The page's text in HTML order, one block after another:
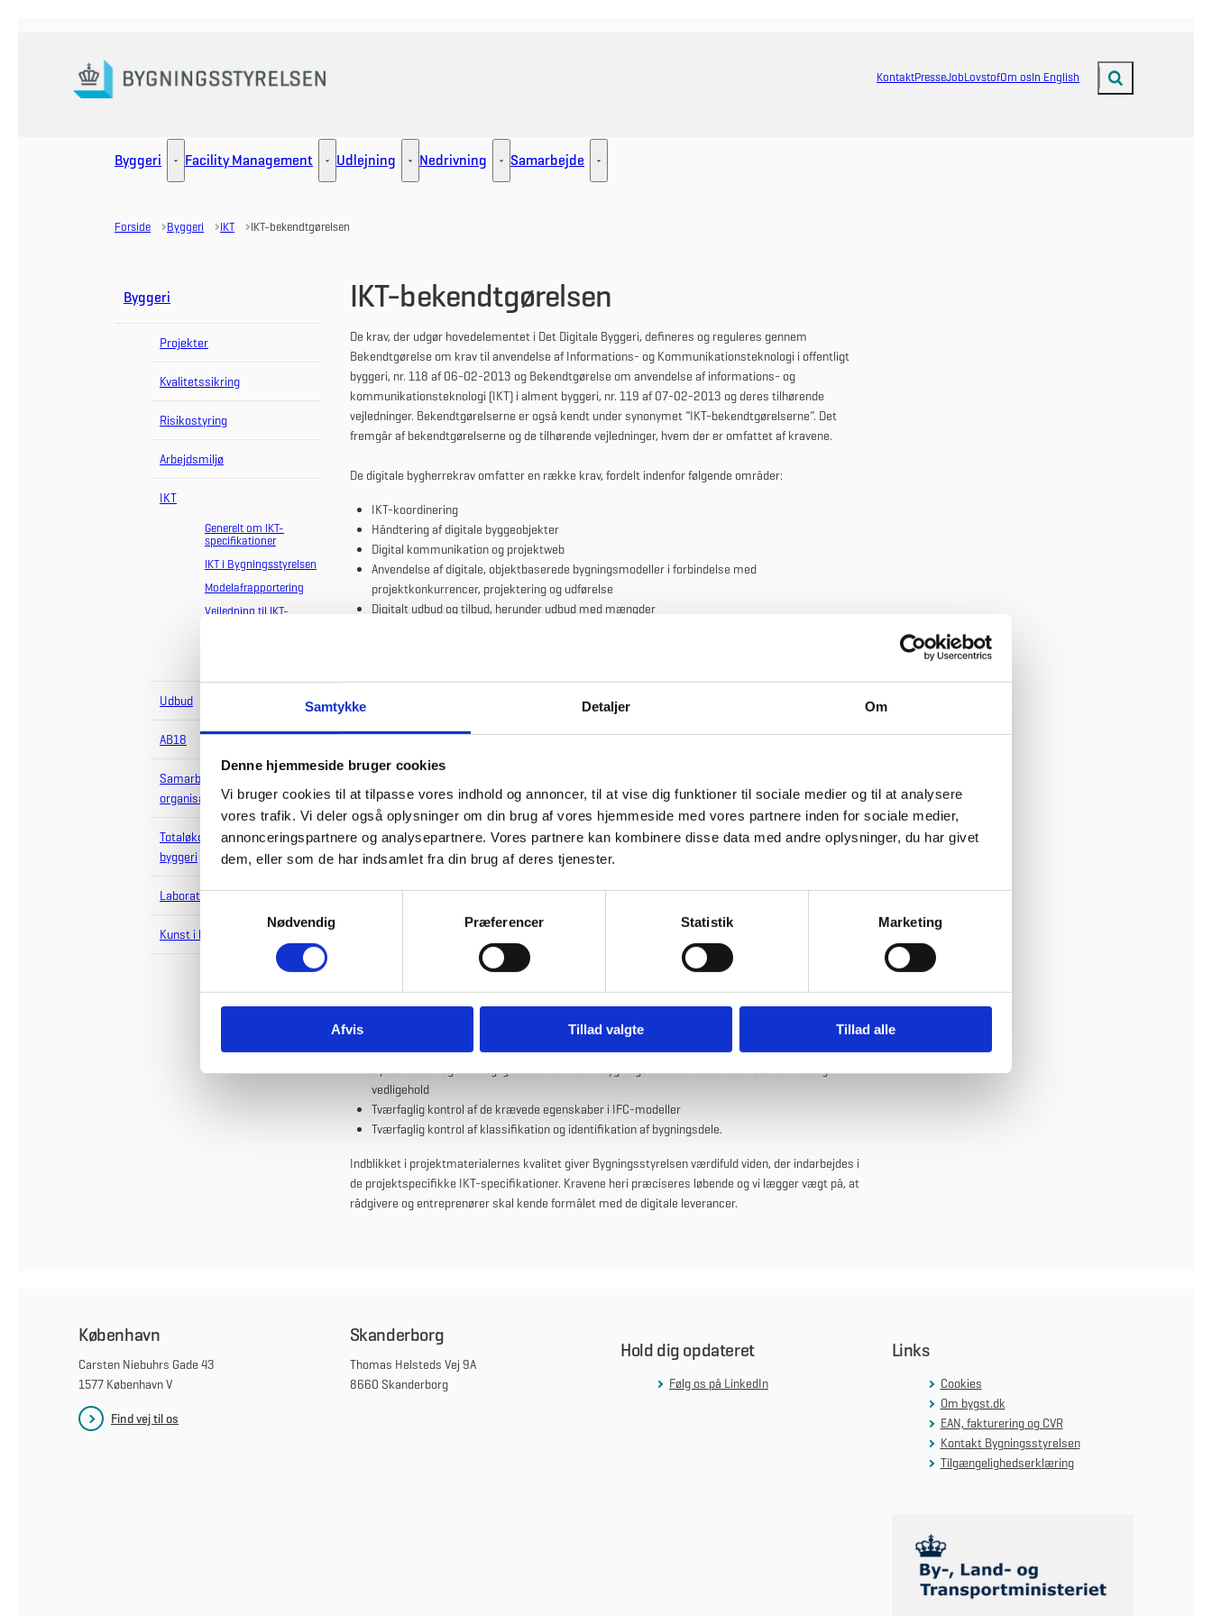
Samtykke Detaljer Om
Denne hjemmeside bruger cookies
Vi bruger cookies til at tilpasse vores indhold og annoncer, til at vise dig funktioner til sociale medier og til at analysere
vores trafik. Vi deler også oplysninger om din brug af vores hjemmeside med vores partnere inden for sociale medier,
annonceringspartnere og analysepartnere. Vores partnere kan kombinere disse data med andre oplysninger, du har givet
dem, eller som de har indsamlet fra din brug af deres tjenester.
S
m
v
Nødvendig Præferencer Statistik Marketing
Afvis Tillad valgte Tillad alle
KontaktPresseJobLovstofOm osIn English Fold søgefelt ud
Byggeri Byggeri - Flere links
Facility Management Facility Management - Flere links
Udlejning Udlejning - Flere links
Nedrivning Nedrivning - Flere links
Samarbejde Samarbejde - Flere links
Forside Byggeri IKT IKT-bekendtgørelsen
Byggeri
Projekter
Kvalitetssikring
Risikostyring
Arbejdsmiljø
IKT
Generelt om IKT-
specifikationer
IKT i Bygningsstyrelsen
Modelafrapportering
Vejledning til IKT-
Udbud
AB18
Samarbejds- og
organisationsformer
Totaløkonomi i offentligt
byggeri
Laboratorier
Kunst i bygninger
IKT-bekendtgørelsen
De krav, der udgør hovedelementet i Det Digitale Byggeri, defineres og reguleres gennem
Bekendtgørelse om krav til anvendelse af Informations- og Kommunikationsteknologi i offentligt
byggeri, nr. 118 af 06-02-2013 og Bekendtgørelse om anvendelse af informations- og
kommunikationsteknologi (IKT) i alment byggeri, nr. 119 af 07-02-2013 og deres tilhørende
vejledninger. Bekendtgørelserne er også kendt under synonymet ”IKT-bekendtgørelserne”. Det
fremgår af bekendtgørelserne og de tilhørende vejledninger, hvem der er omfattet af kravene.
De digitale bygherrekrav omfatter en række krav, fordelt indenfor følgende områder:
IKT-koordinering
Håndtering af digitale byggeobjekter
Digital kommunikation og projektweb
Anvendelse af digitale, objektbaserede bygningsmodeller i forbindelse med
projektkonkurrencer, projektering og udførelse
Digitalt udbud og tilbud, herunder udbud med mængder
Virksomheder, som ønsker at byde på statslige, kommunale, regionale eller almene byggeopgaver
over visse beløbsgrænser, skal leve op til disse krav.
IKT-bekendtgørelsen
Du kan læse den fulde IKT-bekendtgørelse på Retsinformations hjemmeside.
Læs IKT-bekendtgørelsen
Kvalitetssikring af projektmaterialer
Siden oprettelsen af et internt kvalitetssikringsteam i 2016 har Bygningsstyrelsen bl.a. gransket
de digitale leverancer i rådgivernes projektmateriale. Det vil sige, at teamet udfører
Systematisk og tværfaglig kollisionskontrol
Systematisk og tværfaglig kontrol af krav til bygningsdelenes tolerancer vedr. service og
vedligehold
Tværfaglig kontrol af de krævede egenskaber i IFC-modeller
Tværfaglig kontrol af klassifikation og identifikation af bygningsdele.
Indblikket i projektmaterialernes kvalitet giver Bygningsstyrelsen værdifuld viden, der indarbejdes i
de projektspecifikke IKT-specifikationer. Kravene heri præciseres løbende og vi lægger vægt på, at
rådgivere og entreprenører skal kende formålet med de digitale leverancer.
København
Carsten Niebuhrs Gade 43
1577 København V
Find vej til os
Skanderborg
Thomas Helsteds Vej 9A
8660 Skanderborg
Hold dig opdateret
Følg os på LinkedIn
Links
Cookies
Om bygst.dk
EAN, fakturering og CVR
Kontakt Bygningsstyrelsen
Tilgængelighedserklæring